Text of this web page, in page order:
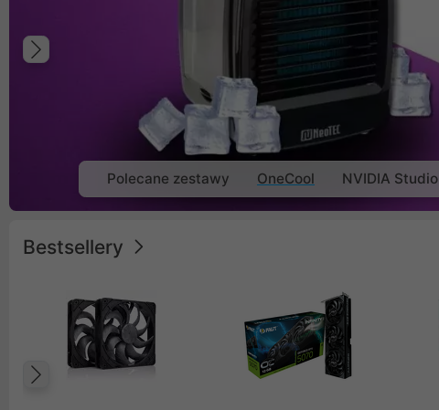
Poprzedni
Polecane zestawy OneCool NVIDIA Studio
Bestsellery